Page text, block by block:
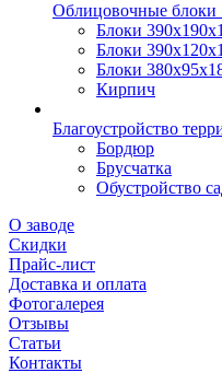
Облицовочные блоки
Блоки
Блоки
Блоки
Кирпич
Благоустройство
Бордюр
Брусчатка
Обустройство
О заводе
Скидки
Прайс-лист
Доставка и оплата
Фотогалерея
Отзывы
Статьи
Контакты